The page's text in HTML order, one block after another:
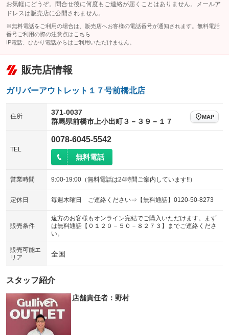
お気軽にどうぞ。問合せ後に何度もご連絡が届くことはありません。メールア
ドレスは販売店に公開されません。
※無料電話をご利用の場合は、販売店へお客様の電話番号が通知されます。無料電話
番号ご利用の際の注意点は こちら
IP電話、ひかり電話からはご利用いただけません。
販売店情報
ガリバーアウトレット１７号前橋北店
住所
371-0037
群馬県前橋市上小出町３－３９－１７
MAP
TEL
0078-6045-5542
無料電話
営業時間 9:00-19:00（無料電話は24時間ご案内しています!!）
定休日 毎週木曜日 ご連絡ください⇒【無料通話】0120-50-8273
販売条件
遠方のお客様もオンライン完結でご購入いただけます。まず
は無料通話【０１２０－５０－８２７３】までご連絡くださ
い。
販売可能エ
リア
全国
スタッフ紹介
店舗責任者：野村